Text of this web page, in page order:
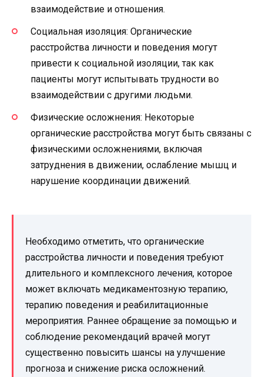
взаимодействие и отношения.
Социальная изоляция: Органические
расстройства личности и поведения могут
привести к социальной изоляции, так как
пациенты могут испытывать трудности во
взаимодействии с другими людьми.
Физические осложнения: Некоторые
органические расстройства могут быть связаны с
физическими осложнениями, включая
затруднения в движении, ослабление мышц и
нарушение координации движений.
Необходимо отметить, что органические
расстройства личности и поведения требуют
длительного и комплексного лечения, которое
может включать медикаментозную терапию,
терапию поведения и реабилитационные
мероприятия. Раннее обращение за помощью и
соблюдение рекомендаций врачей могут
существенно повысить шансы на улучшение
прогноза и снижение риска осложнений.